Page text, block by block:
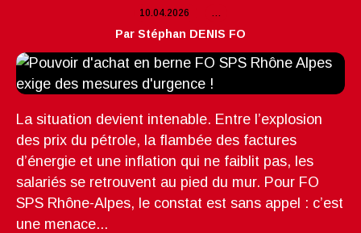
10.04.2026 …
Par Stéphan DENIS FO
La situation devient intenable. Entre l’explosion
des prix du pétrole, la flambée des factures
d’énergie et une inflation qui ne faiblit pas, les
salariés se retrouvent au pied du mur. Pour FO
SPS Rhône-Alpes, le constat est sans appel : c’est
une menace...